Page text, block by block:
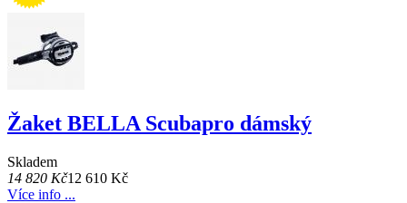
Žaket BELLA Scubapro dámský
Skladem
14 820 Kč12 610 Kč
Více info ...